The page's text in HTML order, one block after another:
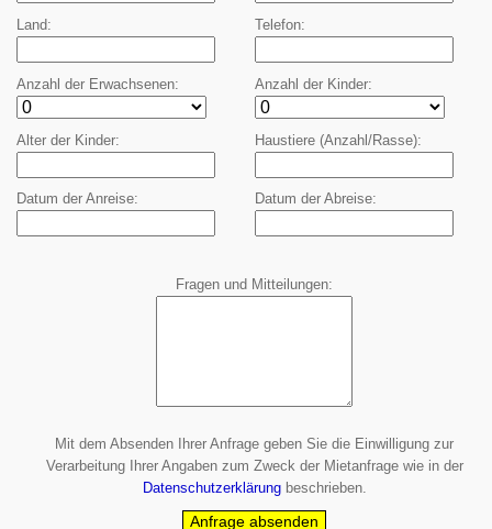
Land Telefon
Anzahl der Erwachsenen Anzahl der Kinder
Alter der Kinder Haustiere (Anzahl/Rasse)
Datum der Anreise Datum der Abreise
Fragen und Mitteilungen
Mit dem Absenden Ihrer Anfrage geben Sie die Einwilligung zur
Verarbeitung Ihrer Angaben zum Zweck der Mietanfrage wie in der
Datenschutzerklärungbeschrieben.
Anfrage absenden